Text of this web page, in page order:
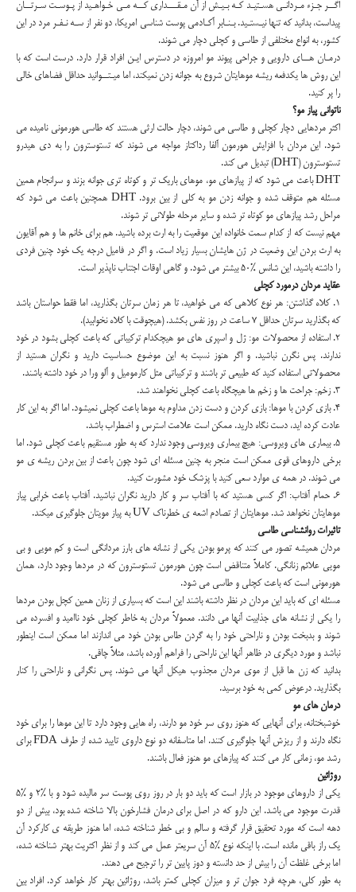
اگــر جـزء مـردانـی هسـتیـد کـه بـیـش از آن مـقـــداری کــه مـی خـواهـید از پـوسـت سـرتــان
پیداست، بدانید که تنها نیـستـید. بـنـابر آکـادمی پوست شناسی امریکا، دو نفر از سـه نـفـر مرد در این
کشور، به انواع مختلفی از طاسی و کچلی دچار می شوند.
درمـان هــای دارویی و جراحی پیوند مو امروزه در دسترس ایـن افراد قرار دارد. درست است که با
این روش ها یکدفعه ریشه موهایتان شروع به جوانه زدن نمیکند، اما میـتــوانید حداقل فضاهای خالی
را پر کنید.
ناتوانی پیاز مو؟
اکثر مردهایی دچار کچلی و طاسی می شوند، دچار حالت ارثی هستند که طاسی هورمونی نامیده می
شود. این مردان با افزایش هورمون آلفا رداکتاز مواجه می شوند که تستوسترون را به دی هیدرو
تستوسترون (DHT) تبدیل می کند.
DHT باعث می شود که از پیازهای مو، موهای باریک تر و کوتاه تری جوانه بزند و سرانجام همین
مسئله هم متوقف شده و جوانه زدن مو به کلی از بین برود. DHT همچنین باعث می شود که
مراحل رشد پیازهای مو کوتاه تر شده و سایر مرحله طولانی تر شوند.
مهم نیست که از کدام سمت خانواده این موقعیت را به ارث برده باشید. هم برای خانم ها و هم آقایون
به ارث بردن این وضعیت در ژن هایشان بسیار زیاد است. و اگر در فامیل درجه یک خود چنین فردی
را داشته باشید، این شانس %50 بیشتر می شود. و گاهی اوقات اجتناب ناپذیر است.
عقاید مردان درمورد کچلی
1. کلاه گذاشتن: هر نوع کلاهی که می خواهید، تا هر زمان سرتان بگذارید، اما فقط حواستان باشد
که بگذارید سرتان حداقل 7 ساعت در روز نفس بکشد. (هیچوقت با کلاه نخوابید).
2. استفاده از محصولات مو: ژل و اسپری های مو هیچکدام ترکیباتی که باعث کچلی بشود در خود
ندارند. پس نگرن نباشید. و اگر هنوز نسبت به این موضوع حساسیت دارید و نگران هستید از
محصولاتی استفاده کنید که طبیعی تر باشند و ترکیباتی مثل کارمومیل و آلو ورا در خود داشته باشند.
3. زخم: جراحت ها و زخم ها هیچگاه باعث کچلی نخواهند شد.
4. بازی کردن با موها: بازی کردن و دست زدن مداوم به موها باعث کچلی نمیشود. اما اگر به این کار
عادت کرده اید، دست نگاه دارید. ممکن است علامت استرس و اضطراب باشد.
5. بیماری های ویروسی: هیچ بیماری ویروسی وجود ندارد که به طور مستقیم باعث کچلی شود. اما
برخی داروهای قوی ممکن است منجر به چنین مسئله ای شود چون باعث از بین بردن ریشه ی مو
می شوند. در همه ی موارد سعی کنید با پزشک خود مشورت کنید.
6. حمام آفتاب: اگر کسی هستید که با آفتاب سر و کار دارید نگران نباشید. آفتاب باعث خرابی پیاز
موهایتان نخواهد شد. موهایتان از تصادم اشعه ی خطرناک UV به پیاز مویتان جلوگیری میکند.
تاثیرات روانشناسی طاسی
مردان همیشه تصور می کنند که پرمو بودن یکی از نشانه های بارز مردانگی است و کم مویی و بی
مویی علائم زنانگی. کاملاً متناقض است چون هورمون تستوسترون که در مردها وجود دارد، همان
هورمونی است که باعث کچلی و طاسی می شود.
مسئله ای که باید این مردان در نظر داشته باشند این است که بسیاری از زنان همین کچل بودن مردها
را یکی از نشانه های جذابیت آنها می دانند. معمولاً مردان به خاطر کچلی خود ناامید و افسرده می
شوند و بدبخت بودن و ناراحتی خود را به گردن طاس بودن خود می اندازند اما ممکن است اینطور
نباشد و مورد دیگری در ظاهر آنها این ناراحتی را فراهم آورده باشد، مثلاً چاقی.
بدانید که زن ها قبل از موی مردان مجذوب هیکل آنها می شوند. پس نگرانی و ناراحتی را کنار
بگذارید. درعوض کمی به خود برسید.
درمان های مو
خوشبختانه، برای آنهایی که هنوز روی سر خود مو دارند، راه هایی وجود دارد تا این موها را برای خود
نگاه دارند و از ریزش آنها جلوگیری کنند. اما متاسفانه دو نوع داروی تایید شده از طرف FDA برای
رشد مو، زمانی کار می کنند که پیازهای مو هنوز فعال باشند.
روژائین
یکی از داروهای موجود در بازار است که باید دو بار در روز روی پوست سر مالیده شود و با %2 و %5
قدرت موجود می باشد. این دارو که در اصل برای درمان فشارخون بالا شاخته شده بود، بیش از دو
دهه است که مورد تحقیق قرار گرفته و سالم و بی خطر شناخته شده، اما هنوز طریقه ی کارکرد آن
یک راز باقی مانده است. با اینکه نوع %5 آن سریعتر عمل می کند و از نظر اکثریت بهتر شناخته شده،
اما برخی غلظت آن را بیش از حد دانسته و دوز پایین تر را ترجیح می دهند.
به طور کلی، هرچه فرد جوان تر و میزان کچلی کمتر باشد، روژائین بهتر کار خواهد کرد. افراد بین